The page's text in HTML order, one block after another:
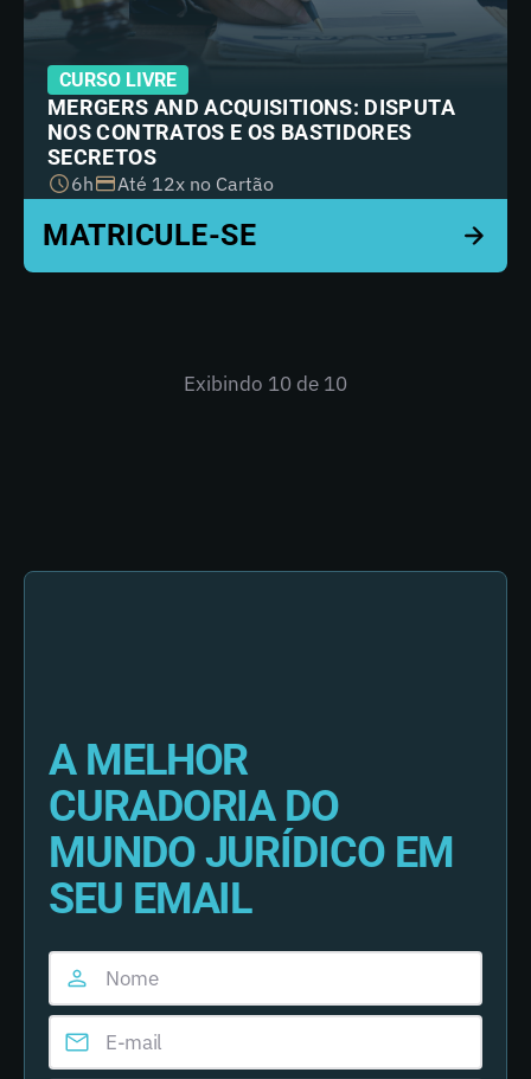
CURSO LIVRE
MERGERS AND ACQUISITIONS: DISPUTA
NOS CONTRATOS E OS BASTIDORES
SECRETOS
6h Até 12x no Cartão
Exibindo 10 de 10
A MELHOR
CURADORIA DO
MUNDO JURÍDICO EM
SEU EMAIL